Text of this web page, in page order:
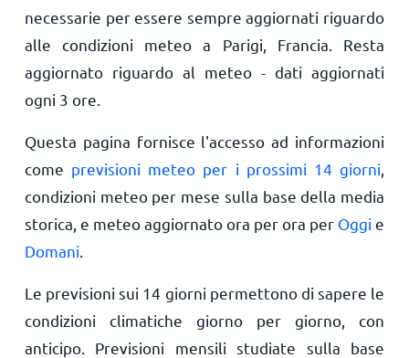
necessarie per essere sempre aggiornati riguardo
alle condizioni meteo a Parigi, Francia. Resta
aggiornato riguardo al meteo - dati aggiornati
ogni 3 ore.
Questa pagina fornisce l'accesso ad informazioni
come previsioni meteo per i prossimi 14 giorni
condizioni meteo per mese sulla base della media
storica, e meteo aggiornato ora per ora per Oggi e
Domani
Le previsioni sui 14 giorni permettono di sapere le
condizioni climatiche giorno per giorno, con
anticipo. Previsioni mensili studiate sulla base